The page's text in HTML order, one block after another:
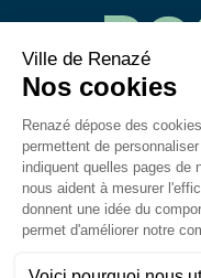
02 43 06 40
Place de
53 800
Du lundi au
Mentions